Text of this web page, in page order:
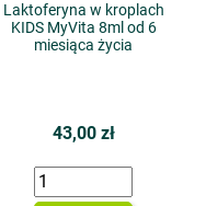
Laktoferyna w kroplach
KIDS MyVita 8ml od 6
miesiąca życia
43,00 zł